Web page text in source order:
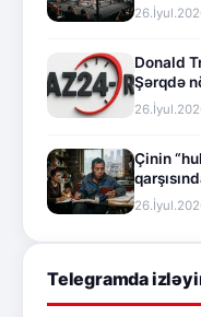
Donald
Şərqdə
Çinin
Telegramda